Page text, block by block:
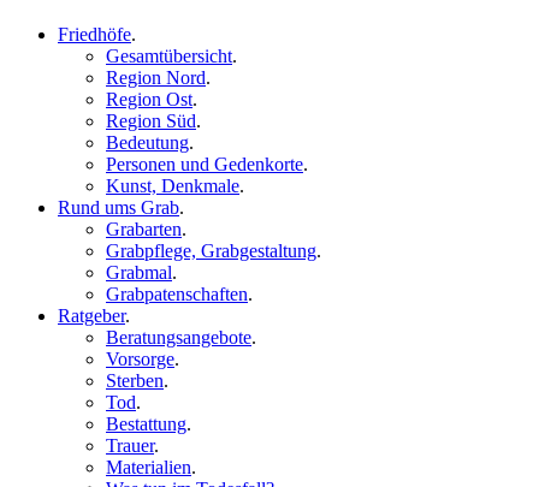
Friedhöfe.
Gesamtübersicht.
Region Nord.
Region Ost.
Region Süd.
Bedeutung.
Personen und Gedenkorte.
Kunst, Denkmale.
Rund ums Grab.
Grabarten.
Grabpflege, Grabgestaltung.
Grabmal.
Grabpatenschaften.
Ratgeber.
Beratungsangebote.
Vorsorge.
Sterben.
Tod.
Bestattung.
Trauer.
Materialien.